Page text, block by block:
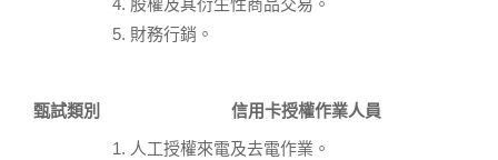
股權及其衍生性商品交易。
財務行銷。
甄試類別 信用卡授權作業人員
人工授權來電及去電作業。